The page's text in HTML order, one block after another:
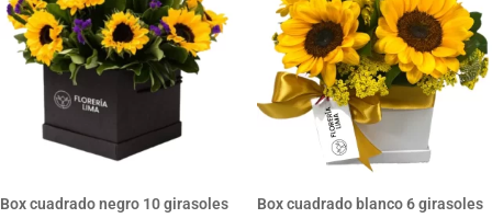
Box cuadrado negro 10 girasoles Box cuadrado blanco 6 girasoles